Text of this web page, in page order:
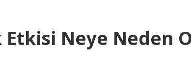
Etkisi Neye Neden